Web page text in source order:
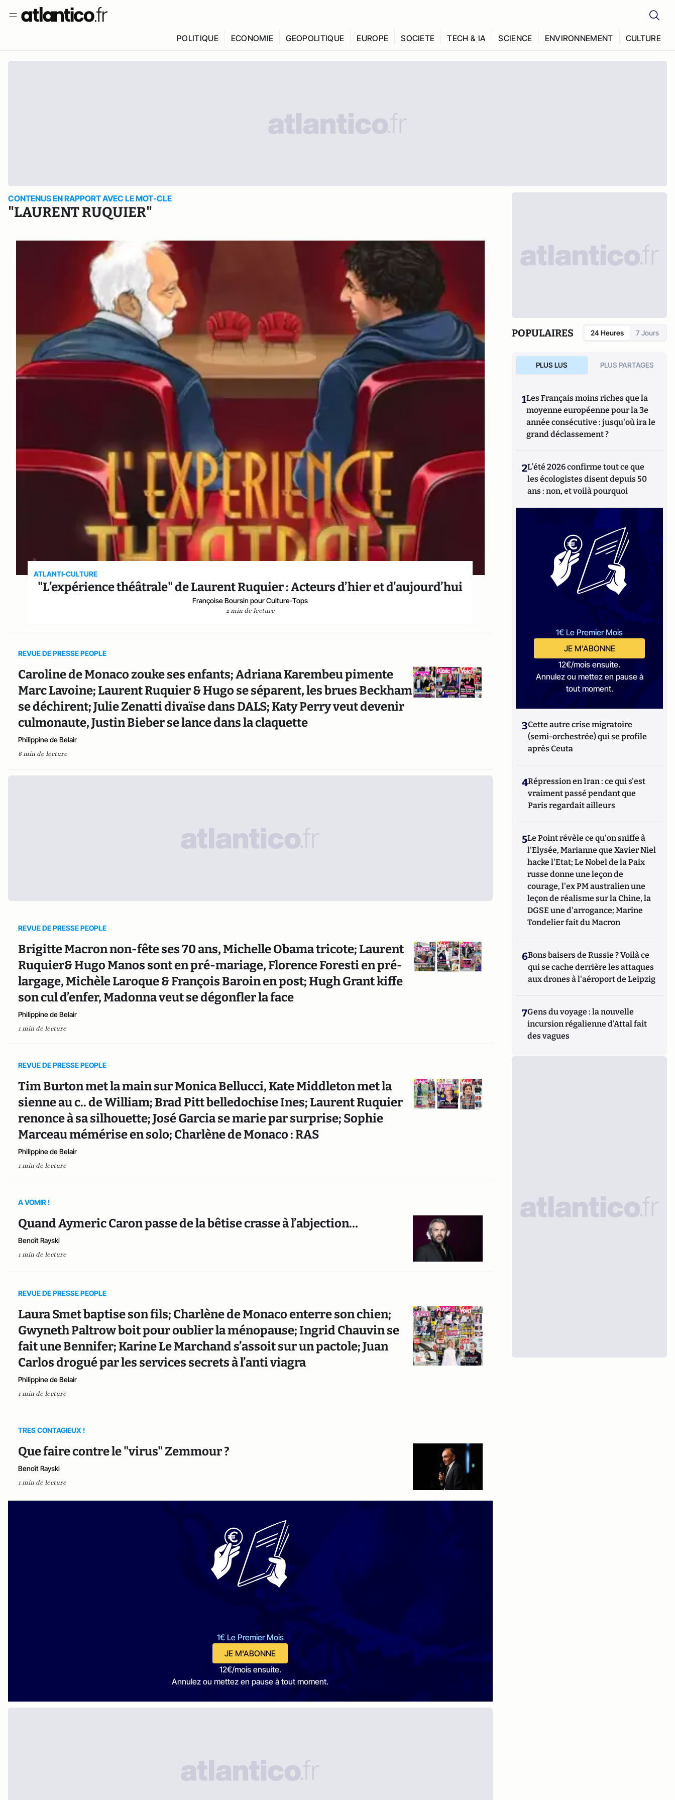
POLITIQUE ECONOMIE GEOPOLITIQUE EUROPE SOCIETE TECH & IA SCIENCE ENVIRONNEMENT CULTURE
CONTENUS EN RAPPORT AVEC LE MOT-CLE
"LAURENT RUQUIER"
ATLANTI-CULTURE
"L’expérience théâtrale" de Laurent Ruquier : Acteurs d’hier et d’aujourd’hui
Françoise Boursin pour Culture-Tops
2 min de lecture
REVUE DE PRESSE PEOPLE
Caroline de Monaco zouke ses enfants; Adriana Karembeu pimente
Marc Lavoine; Laurent Ruquier & Hugo se séparent, les brues Beckham
se déchirent; Julie Zenatti divaïse dans DALS; Katy Perry veut devenir
culmonaute, Justin Bieber se lance dans la claquette
Philippine de Belair
6 min de lecture
REVUE DE PRESSE PEOPLE
Brigitte Macron non-fête ses 70 ans, Michelle Obama tricote; Laurent
Ruquier& Hugo Manos sont en pré-mariage, Florence Foresti en pré-
largage, Michèle Laroque & François Baroin en post; Hugh Grant kiffe
son cul d’enfer, Madonna veut se dégonfler la face
Philippine de Belair
1 min de lecture
REVUE DE PRESSE PEOPLE
Tim Burton met la main sur Monica Bellucci, Kate Middleton met la
sienne au c.. de William; Brad Pitt belledochise Ines; Laurent Ruquier
renonce à sa silhouette; José Garcia se marie par surprise; Sophie
Marceau mémérise en solo; Charlène de Monaco : RAS
Philippine de Belair
1 min de lecture
A VOMIR !
Quand Aymeric Caron passe de la bêtise crasse à l’abjection…
Benoît Rayski
1 min de lecture
REVUE DE PRESSE PEOPLE
Laura Smet baptise son fils; Charlène de Monaco enterre son chien;
Gwyneth Paltrow boit pour oublier la ménopause; Ingrid Chauvin se
fait une Bennifer; Karine Le Marchand s’assoit sur un pactole; Juan
Carlos drogué par les services secrets à l’anti viagra
Philippine de Belair
1 min de lecture
TRES CONTAGIEUX !
Que faire contre le "virus" Zemmour ?
Benoît Rayski
1 min de lecture
1€ Le Premier Mois
JE M'ABONNE
12€/mois ensuite.
Annulez ou mettez en pause à tout moment.
POPULAIRES 24 Heures 7 Jours
PLUS LUS PLUS PARTAGES
1Les Français moins riches que la
moyenne européenne pour la 3e
année consécutive : jusqu'où ira le
grand déclassement ?
2L’été 2026 confirme tout ce que
les écologistes disent depuis 50
ans : non, et voilà pourquoi
1€ Le Premier Mois
JE M'ABONNE
12€/mois ensuite.
Annulez ou mettez en pause à
tout moment.
3Cette autre crise migratoire
(semi-orchestrée) qui se profile
après Ceuta
4Répression en Iran : ce qui s'est
vraiment passé pendant que
Paris regardait ailleurs
5Le Point révèle ce qu'on sniffe à
l'Elysée, Marianne que Xavier Niel
hacke l'Etat; Le Nobel de la Paix
russe donne une leçon de
courage, l'ex PM australien une
leçon de réalisme sur la Chine, la
DGSE une d'arrogance; Marine
Tondelier fait du Macron
6Bons baisers de Russie ? Voilà ce
qui se cache derrière les attaques
aux drones à l'aéroport de Leipzig
7Gens du voyage : la nouvelle
incursion régalienne d'Attal fait
des vagues